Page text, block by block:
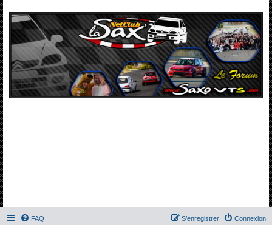
FAQ Connexion
S’enregistrer